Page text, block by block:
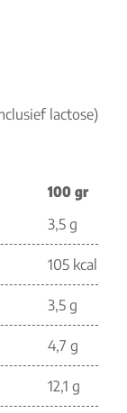
lactose)
100 gr
3,5 g
105 kcal
3,5 g
4,7 g
12,1 g